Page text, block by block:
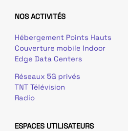
NOS ACTIVITÉS
Hébergement Points Hauts
Couverture mobile Indoor
Edge Data Centers
Réseaux 5G privés
TNT Télévision
Radio
ESPACES UTILISATEURS